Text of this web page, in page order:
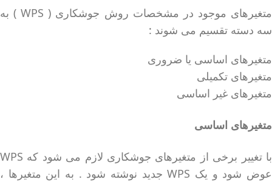
متغیرهای موجود در مشخصات روش جوشکاری ( WPS ) به
سه دسته تقسیم می شوند :
متغیرهای اساسی یا ضروری
متغیرهای تکمیلی
متغیرهای غیر اساسی
متغیرهای اساسی
با تغییر برخی از متغیرهای جوشکاری لازم می شود که WPS
عوض شود و یک WPS جدید نوشته شود . به این متغیرها ،